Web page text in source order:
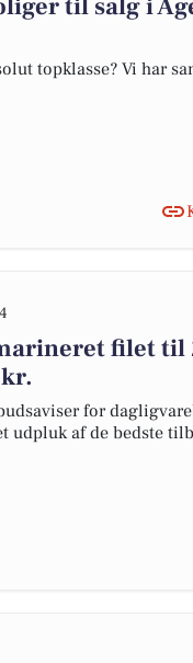
til salg i
topklasse? Vi har
filet til
for
udpluk af de bedste